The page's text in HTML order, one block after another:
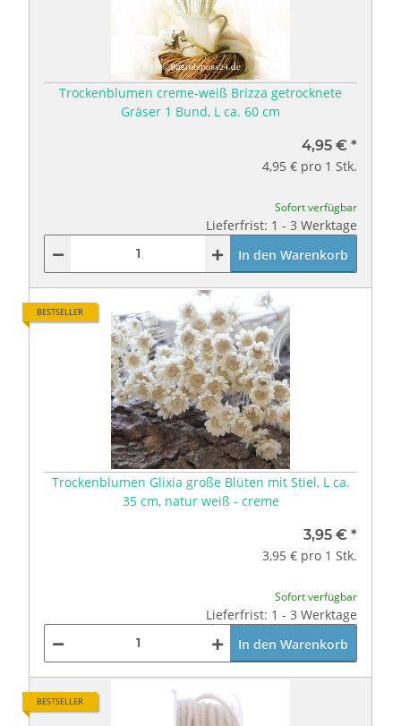
Trockenblumen creme-weiß Brizza getrocknete
Gräser 1 Bund, L ca. 60 cm
4,95 € *
4,95 € pro 1 Stk.
Sofort verfügbar
Lieferfrist: 1 - 3 Werktage
In den Warenkorb
BESTSELLER
Trockenblumen Glixia große Blüten mit Stiel, L ca.
35 cm, natur weiß - creme
3,95 € *
3,95 € pro 1 Stk.
Sofort verfügbar
Lieferfrist: 1 - 3 Werktage
In den Warenkorb
BESTSELLER